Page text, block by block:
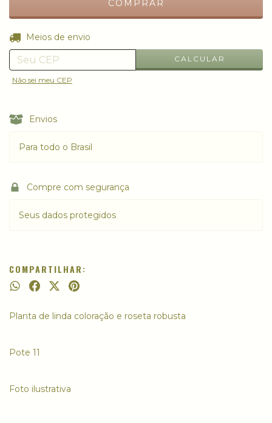
Entregas para o CEP:
Meios de envio
CALCULAR
Não sei meu CEP
Envios
Para todo o Brasil
Compre com segurança
Seus dados protegidos
COMPARTILHAR:
Planta de linda coloração e roseta robusta
Pote 11
Foto ilustrativa